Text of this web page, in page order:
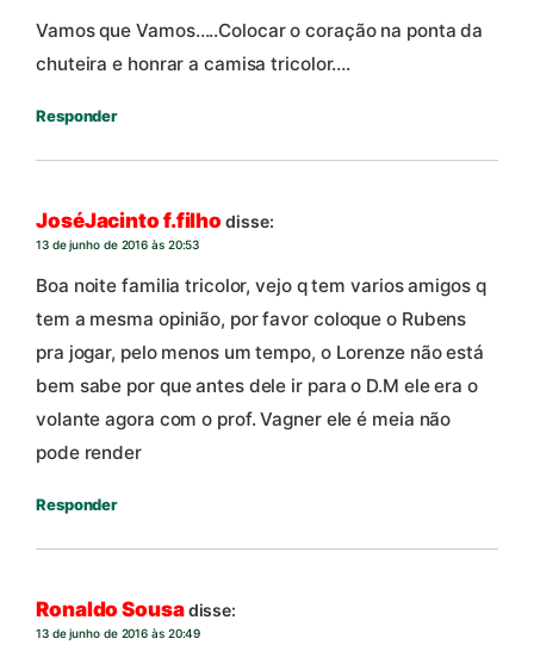
Vamos que Vamos…..Colocar o coração na ponta da
chuteira e honrar a camisa tricolor….
Responder
JoséJacinto f.filho disse:
13 de junho de 2016 às 20:53
Boa noite familia tricolor, vejo q tem varios amigos q
tem a mesma opinião, por favor coloque o Rubens
pra jogar, pelo menos um tempo, o Lorenze não está
bem sabe por que antes dele ir para o D.M ele era o
volante agora com o prof. Vagner ele é meia não
pode render
Responder
Ronaldo Sousadisse:
13 de junho de 2016 às 20:49